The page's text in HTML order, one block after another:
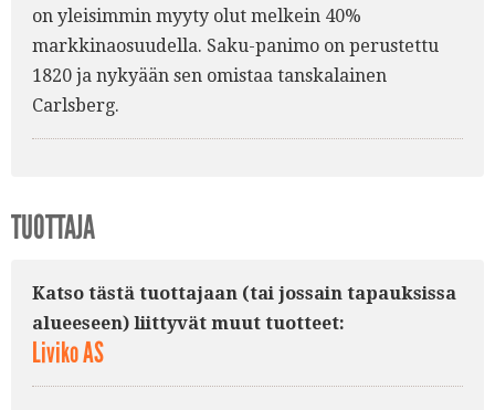
on yleisimmin myyty olut melkein 40%
markkinaosuudella. Saku-panimo on perustettu
1820 ja nykyään sen omistaa tanskalainen
Carlsberg.
TUOTTAJA
Katso tästä tuottajaan (tai jossain tapauksissa
alueeseen) liittyvät muut tuotteet:
Liviko AS